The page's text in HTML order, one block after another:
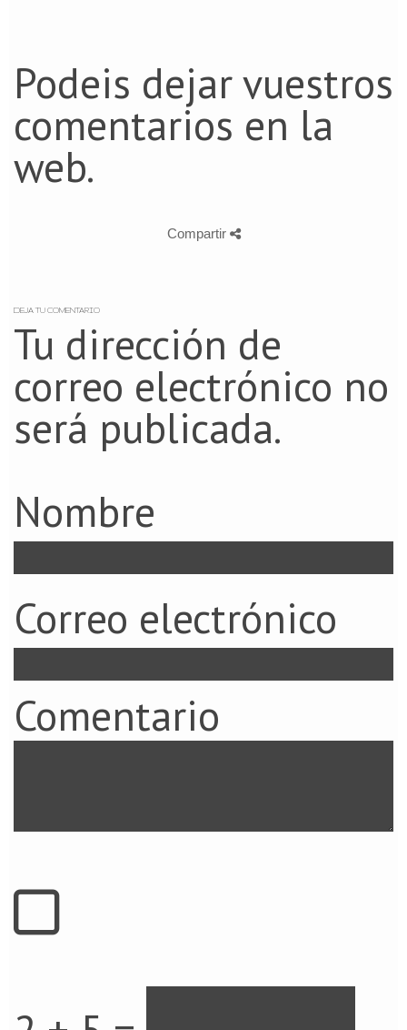
Podeis dejar vuestros
comentarios en la
web.
Compartir
DEJA TU COMENTARIO
Tu dirección de
correo electrónico no
será publicada.
Nombre
Correo electrónico
Comentario